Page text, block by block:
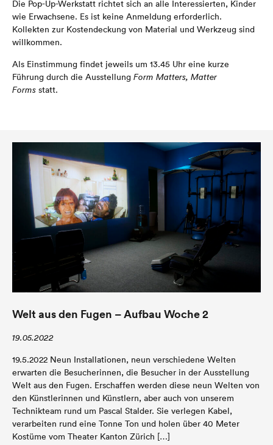
Die Pop-Up-Werkstatt richtet sich an alle Interessierten, Kinder
wie Erwachsene. Es ist keine Anmeldung erforderlich.
Kollekten zur Kostendeckung von Material und Werkzeug sind
willkommen.
Als Einstimmung findet jeweils um 13.45 Uhr eine kurze
Führung durch die Ausstellung Form Matters, Matter
Forms statt.
Welt aus den Fugen – Aufbau Woche 2
19.05.2022
19.5.2022 Neun Installationen, neun verschiedene Welten
erwarten die Besucherinnen, die Besucher in der Ausstellung
Welt aus den Fugen. Erschaffen werden diese neun Welten von
den Künstlerinnen und Künstlern, aber auch von unserem
Technikteam rund um Pascal Stalder. Sie verlegen Kabel,
verarbeiten rund eine Tonne Ton und holen über 40 Meter
Kostüme vom Theater Kanton Zürich […]